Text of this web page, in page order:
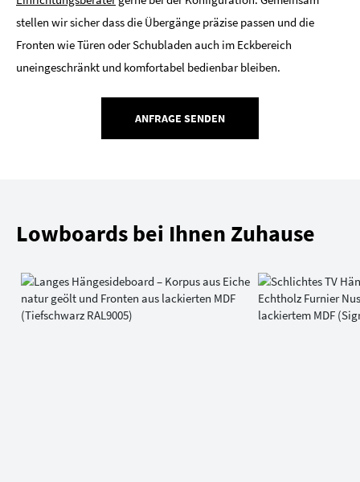
stellen wir sicher dass die Übergänge präzise passen und die
Fronten wie Türen oder Schubladen auch im Eckbereich
uneingeschränkt und komfortabel bedienbar bleiben.
ANFRAGE SENDEN
Lowboards bei Ihnen Zuhause